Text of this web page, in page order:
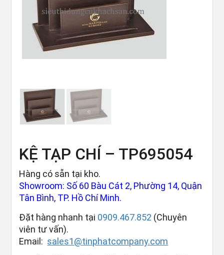
KỆ TẠP CHÍ – TP695054
Hàng có sẵn tại kho.
Showroom: Số 60 Bàu Cát 2, Phường 14, Quận
Tân Bình, TP. Hồ Chí Minh.
Đặt hàng nhanh tại 0909.467.852 (Chuyên
viên tư vấn).
Email: sales1@tinphatcompany.com